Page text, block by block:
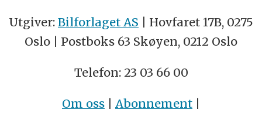
Utgiver: Bilforlaget AS | Hovfaret 17B, 0275
Oslo | Postboks 63 Skøyen, 0212 Oslo
Telefon: 23 03 66 00
Om oss | Abonnement |